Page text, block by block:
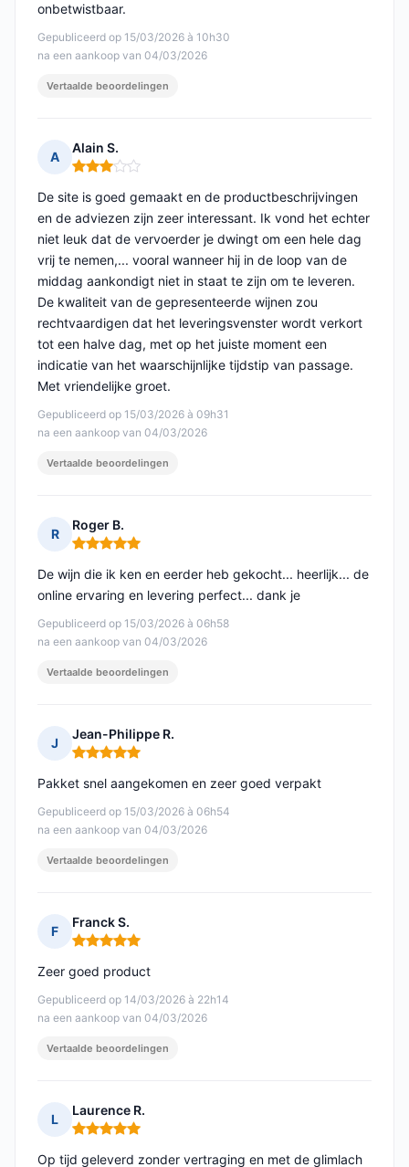
Gepubliceerd op 15/03/2026 à 10h30
na een aankoop van 04/03/2026
onbetwistbaar.
Vertaalde beoordelingen
A
Alain S.
Opmerking: 3 van 5
Gepubliceerd op 15/03/2026 à 09h31
na een aankoop van 04/03/2026
De site is goed gemaakt en de productbeschrijvingen
en de adviezen zijn zeer interessant. Ik vond het echter
niet leuk dat de vervoerder je dwingt om een hele dag
vrij te nemen,... vooral wanneer hij in de loop van de
middag aankondigt niet in staat te zijn om te leveren.
De kwaliteit van de gepresenteerde wijnen zou
rechtvaardigen dat het leveringsvenster wordt verkort
tot een halve dag, met op het juiste moment een
indicatie van het waarschijnlijke tijdstip van passage.
Met vriendelijke groet.
Vertaalde beoordelingen
R
Roger B.
Opmerking: 5 van 5
Gepubliceerd op 15/03/2026 à 06h58
na een aankoop van 04/03/2026
De wijn die ik ken en eerder heb gekocht... heerlijk... de
online ervaring en levering perfect... dank je
Vertaalde beoordelingen
J
Jean-Philippe R.
Opmerking: 5 van 5
Gepubliceerd op 15/03/2026 à 06h54
na een aankoop van 04/03/2026
Pakket snel aangekomen en zeer goed verpakt
Vertaalde beoordelingen
F
Franck S.
Opmerking: 5 van 5
Gepubliceerd op 14/03/2026 à 22h14
na een aankoop van 04/03/2026
Zeer goed product
Vertaalde beoordelingen
L
Laurence R.
Opmerking: 5 van 5
Op tijd geleverd zonder vertraging en met de glimlach